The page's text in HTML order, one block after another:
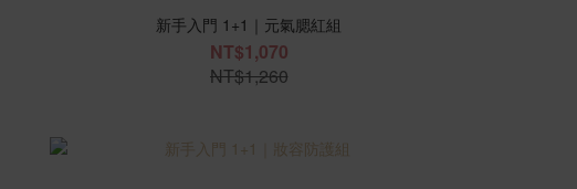
新手入門 1+1｜元氣腮紅組
NT$1,070
NT$1,260